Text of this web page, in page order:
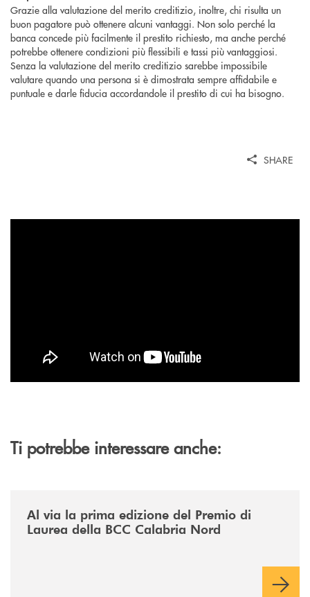
Grazie alla valutazione del merito creditizio, inoltre, chi risulta un
buon pagatore può ottenere alcuni vantaggi. Non solo perché la
banca concede più facilmente il prestito richiesto, ma anche perché
potrebbe ottenere condizioni più flessibili e tassi più vantaggiosi.
Senza la valutazione del merito creditizio sarebbe impossibile
valutare quando una persona si è dimostrata sempre affidabile e
puntuale e darle fiducia accordandole il prestito di cui ha bisogno.
SHARE
Ti potrebbe interessare anche:
Al via la prima edizione del Premio di
Laurea della BCC Calabria Nord